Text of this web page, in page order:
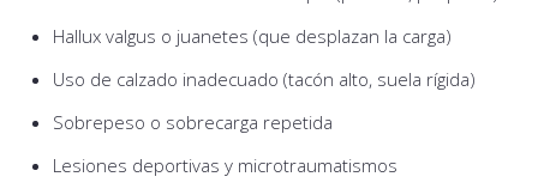
Hallux valgus o juanetes (que desplazan la carga)
Uso de calzado inadecuado (tacón alto, suela rígida)
Sobrepeso o sobrecarga repetida
Lesiones deportivas y microtraumatismos